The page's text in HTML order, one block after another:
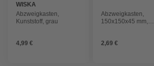
WISKA
Abzweigkasten,
Kunststoff, grau
4,99 €
Abzweigkasten,
150x150x45 mm,
2,69 €